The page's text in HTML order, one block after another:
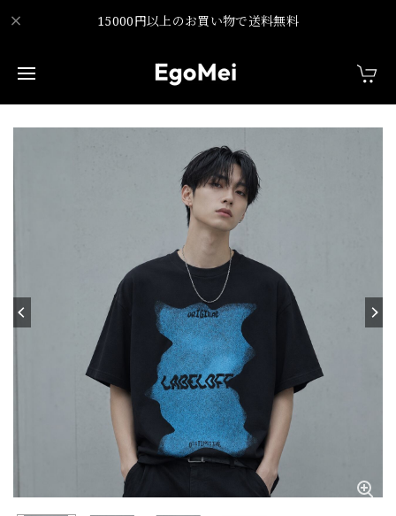
15000円以上のお買い物で送料無料